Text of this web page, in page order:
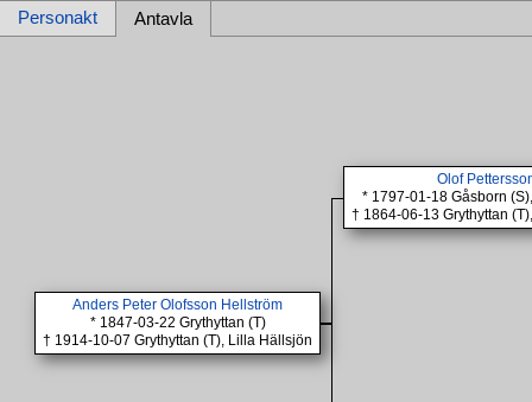
Personakt Antavla
Anders Peter Olofsson Hellström
* 1847-03-22 Grythyttan (T)
† 1914-10-07 Grythyttan (T), Lilla Hällsjön
Olof
* 1797-01-18 Gåsborn
† 1864-06-13 Grythyttan